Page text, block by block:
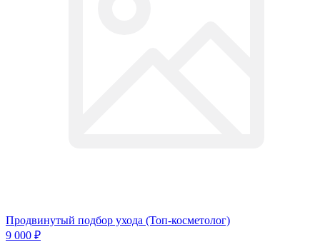
Продвинутый подбор ухода (Топ-косметолог)
9 000 ₽